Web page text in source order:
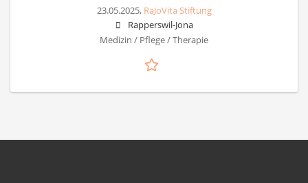
23.05.2025, RaJoVita Stiftung
Rapperswil-Jona
Medizin / Pflege / Therapie